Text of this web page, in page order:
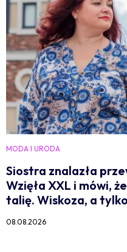
MODA I URODA
Siostra znalazła
Wzięła XXL i mówi,
talię. Wiskoza, a
08.08.2026